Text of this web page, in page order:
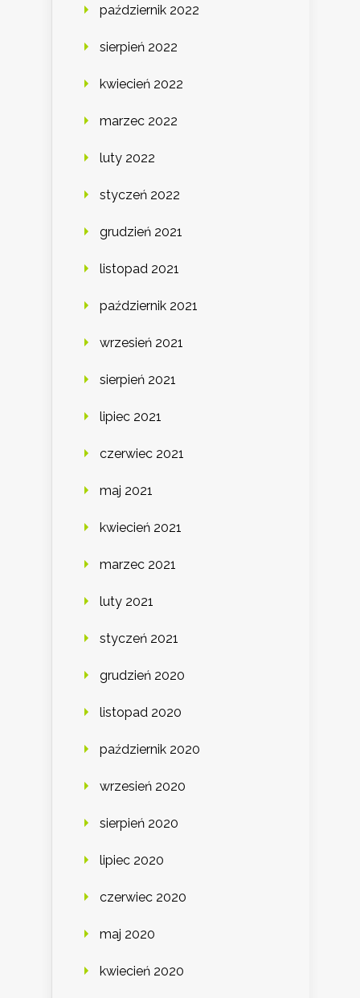
październik 2022
sierpień 2022
kwiecień 2022
marzec 2022
luty 2022
styczeń 2022
grudzień 2021
listopad 2021
październik 2021
wrzesień 2021
sierpień 2021
lipiec 2021
czerwiec 2021
maj 2021
kwiecień 2021
marzec 2021
luty 2021
styczeń 2021
grudzień 2020
listopad 2020
październik 2020
wrzesień 2020
sierpień 2020
lipiec 2020
czerwiec 2020
maj 2020
kwiecień 2020